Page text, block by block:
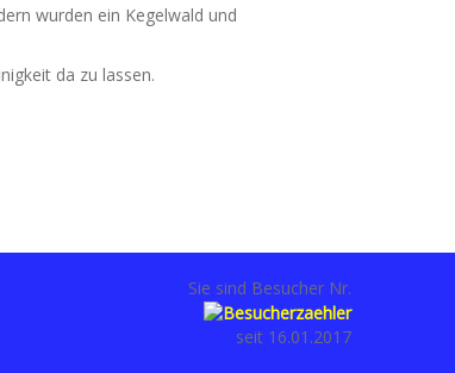
wurden ein Kegelwald und
da zu lassen.
Sie sind Besucher Nr.
seit 16.01.2017